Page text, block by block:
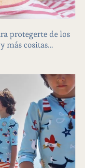
protegerte de los
más cositas…​